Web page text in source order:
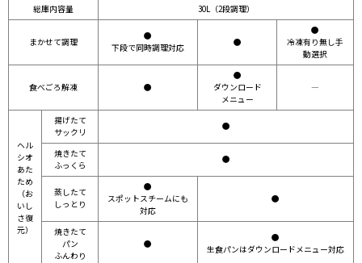
総庫内容量 30L（2段調理）
まかせて調理
●
下段で同時調理対応
●
●
冷凍有り無し手
動選択
食べごろ解凍 ●
●
ダウンロード
メニュー
―
ヘル
シオ
あた
ため
（お
いし
さ復
元）
揚げたて
サックリ
●
焼きたて
ふっくら
●
蒸したて
しっとり
●
スポットスチームにも
対応
●
焼きたて
パン
ふんわり
●
●
生食パンはダウンロードメニュー対応